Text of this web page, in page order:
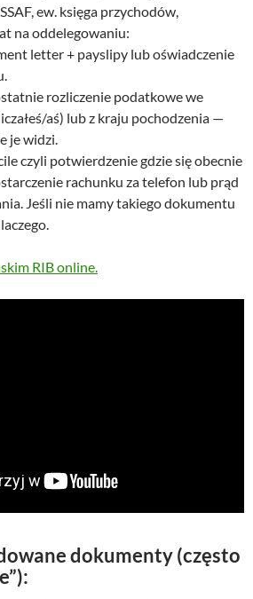
ew. księga przychodów,
na oddelegowaniu:
letter + payslipy lub oświadczenie
rozliczenie podatkowe we
aś) lub z kraju pochodzenia —
je widzi.
czyli potwierdzenie gdzie się obecnie
rachunku za telefon lub prąd
Jeśli nie mamy takiego dokumentu
RIB online.
dokumenty (często